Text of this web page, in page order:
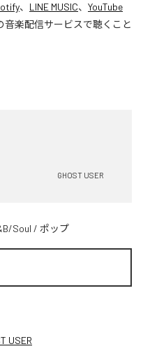
、 LINE MUSIC、 YouTube
音楽配信サービスで聴くこと
GHOST USER
Soul / ポップ
USER